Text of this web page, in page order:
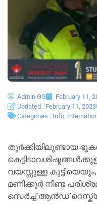
Admin GG February 11,
Updated : February 11, 2023
Categories : Info
തുർക്കിയിലുണ്ടായ
വയസ്സുള്ള
മണിക്കൂർ നീണ്ട
സെർച്ച് ആൻഡ്